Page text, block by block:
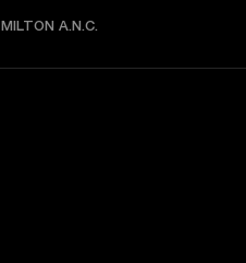
MILTON A.N.C.